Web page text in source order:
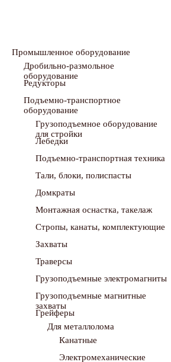
Промышленное оборудование
Дробильно-размольное
Редукторы
Подъемно-транспортное
оборудование
Грузоподъемное оборудование
Лебедки
Подъемно-транспортная техника
Тали, блоки, полиспасты
Домкраты
Монтажная оснастка, такелаж
Стропы, канаты, комплектующие
Захваты
Траверсы
Грузоподъемные электромагниты
Грузоподъемные магнитные
Грейферы
Для металлолома
Канатные
Электромеханические